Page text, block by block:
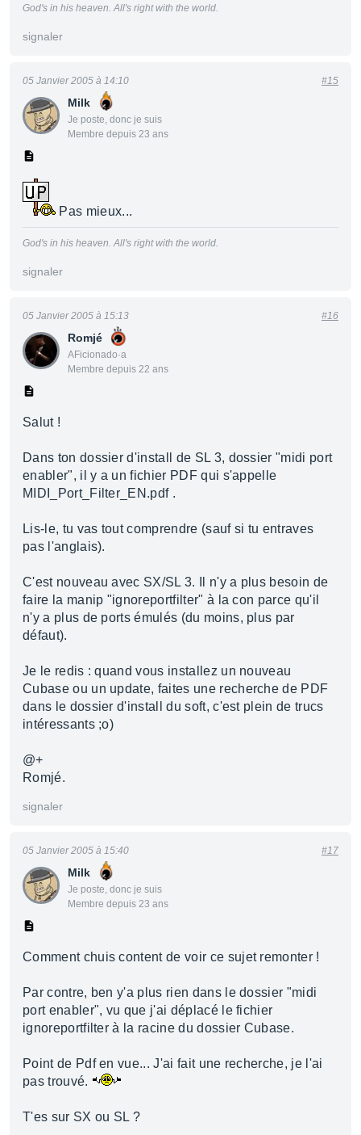
God's in his heaven. All's right with the world.
signaler
Milk
Je poste, donc je suis
Membre depuis 23 ans
05 Janvier 2005 à 14:10 #15
Pas mieux...
God's in his heaven. All's right with the world.
signaler
Romjé
AFicionado·a
Membre depuis 22 ans
05 Janvier 2005 à 15:13 #16
Salut !
Dans ton dossier d'install de SL 3, dossier "midi port
enabler", il y a un fichier PDF qui s'appelle
MIDI_Port_Filter_EN.pdf .
Lis-le, tu vas tout comprendre (sauf si tu entraves
pas l'anglais).
C'est nouveau avec SX/SL 3. Il n'y a plus besoin de
faire la manip "ignoreportfilter" à la con parce qu'il
n'y a plus de ports émulés (du moins, plus par
défaut).
Je le redis : quand vous installez un nouveau
Cubase ou un update, faites une recherche de PDF
dans le dossier d'install du soft, c'est plein de trucs
intéressants ;o)
@+
Romjé.
signaler
Milk
Je poste, donc je suis
Membre depuis 23 ans
05 Janvier 2005 à 15:40 #17
Comment chuis content de voir ce sujet remonter !
Par contre, ben y'a plus rien dans le dossier "midi
port enabler", vu que j'ai déplacé le fichier
ignoreportfilter à la racine du dossier Cubase.
Point de Pdf en vue... J'ai fait une recherche, je l'ai
pas trouvé.
T'es sur SX ou SL ?